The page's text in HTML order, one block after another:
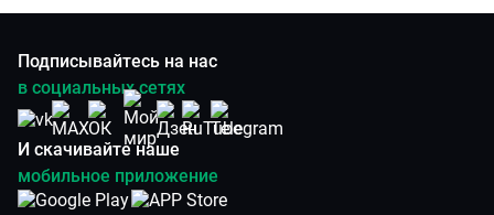
Подписывайтесь на нас
в социальных сетях
И скачивайте наше
мобильное приложение